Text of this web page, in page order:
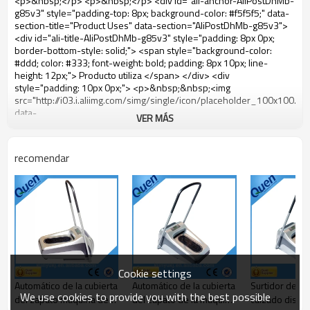
VER MÁS
recomendar
Automático de la cubierta
del zapato máquina de
Automático de la cubierta
del zapato de la máquina
Surtidor del
calzado
Cookie settings
We use cookies to provide you with the best possible